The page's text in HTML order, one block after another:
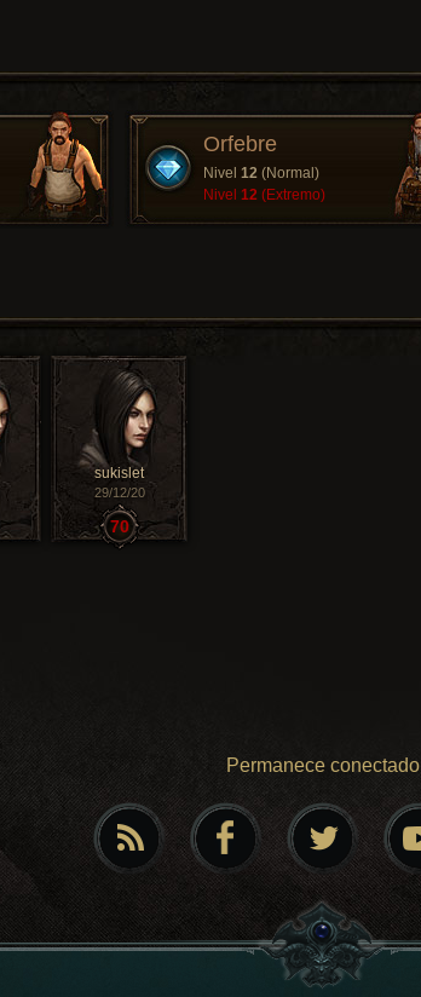
Orfebre
Nivel 12 (Normal)
Nivel 12 (Extremo)
sukislet
29/12/20
70
Permanece conectado